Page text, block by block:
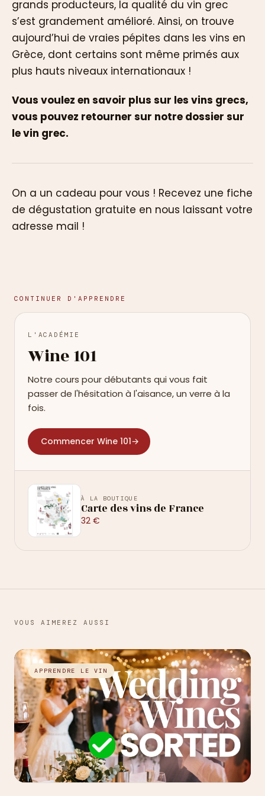
grands producteurs, la qualité du vin grec
s’est grandement amélioré. Ainsi, on trouve
aujourd’hui de vraies pépites dans les vins en
Grèce, dont certains sont même primés aux
plus hauts niveaux internationaux !
Vous voulez en savoir plus sur les vins grecs,
vous pouvez retourner sur notre dossier sur
le vin grec.
On a un cadeau pour vous ! Recevez une fiche
de dégustation gratuite en nous laissant votre
adresse mail !
CONTINUER D'APPRENDRE
L'ACADÉMIE
Wine 101
Notre cours pour débutants qui vous fait
passer de l'hésitation à l'aisance, un verre à la
fois.
Commencer Wine 101→
À LA BOUTIQUE
Carte des vins de France
32 €
VOUS AIMEREZ AUSSI
APPRENDRE LE VIN →